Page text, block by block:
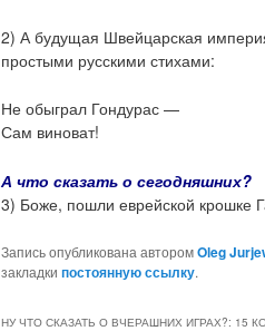
2) А будущая Швейцарская
простыми русскими стихами:
Не обыграл Гондурас —
Сам виноват!
А что сказать о сегодняшних?
3) Боже, пошли еврейской крошке
Запись опубликована авторомOleg
закладки постоянную ссылку.
НУ ЧТО СКАЗАТЬ О ВЧЕРАШНИХ ИГРАХ?: 15